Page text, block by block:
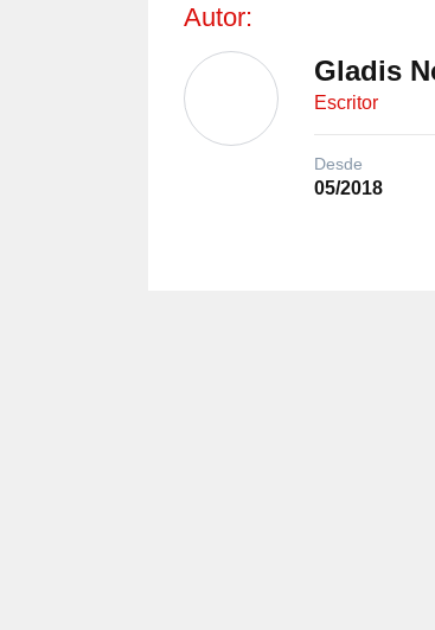
Autor:
Gladis
Escritor
Desde
05/2018